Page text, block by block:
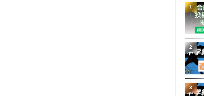
1
2
3